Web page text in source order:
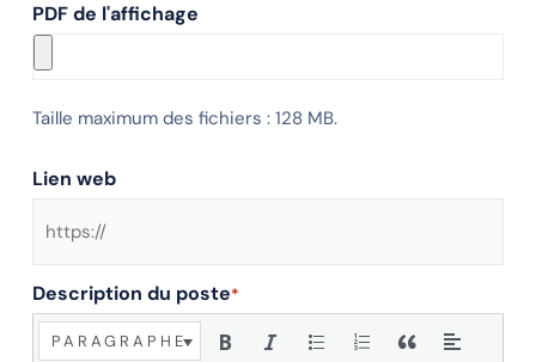
14 - Lanaudière
Nouveau-Brunswick
Tout le Québec
PDF de l'affichage
Taille maximum des fichiers : 128 MB.
Lien web
Description du poste*
PARAGRAPHE